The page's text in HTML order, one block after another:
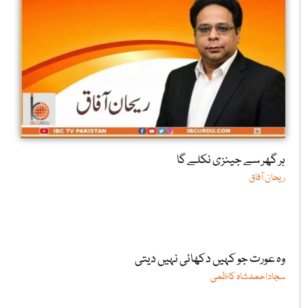
ہر گھر سے جینزی نکلے گا
ریحان آفاق
وہ عورت جو کہیں دکھائی نہیں دیتی
سجاداحمدشاہ کاظمی